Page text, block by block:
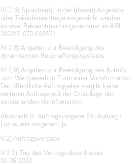
IV.2.4) Sprache(n), in der (denen) Angebote
oder Teilnahmeanträge eingereicht werden
können Bekanntmachungsnummer im ABl.:
2022/S 072-192671
IV.2.8) Angaben zur Beendigung des
dynamischen Beschaffungssystems
IV.2.9) Angaben zur Beendigung des Aufrufs
zum Wettbewerb in Form einer Vorinformation
Der öffentliche Auftraggeber vergibt keine
weiteren Aufträge auf der Grundlage der
vorstehenden Vorinformation
Abschnitt V: Auftragsvergabe Ein Auftrag /
Los wurde vergeben: ja
V.2) Auftragsvergabe
V.2.1) Tag des Vertragsabschlusses
01.06.2022